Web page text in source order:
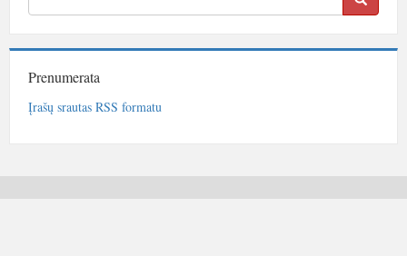
Prenumerata
Įrašų srautas RSS formatu